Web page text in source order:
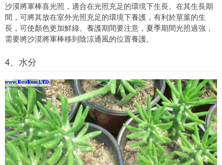
沙漠將軍棒喜光照，適合在光照充足的環境下生長。在其生長期
間，可將其放在室外光照充足的環境下養護，有利於莖葉的生
長，可使顏色更加鮮綠。養護期間要注意，夏季期間光照過強，
需要將沙漠將軍棒移到陰涼通風的位置養護。
4、水分